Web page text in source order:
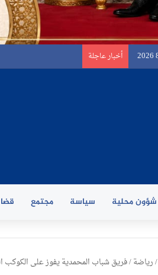
أخبار عاجلة
شؤون محلية سياسة مجتمع
/رياضة/فريق شباب المحمدية يفوز على